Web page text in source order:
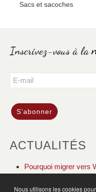
Sacs et sacoches
Inscrivez-vous à la
ACTUALITÉS
Pourquoi migrer vers
Nous utilisons les cookies